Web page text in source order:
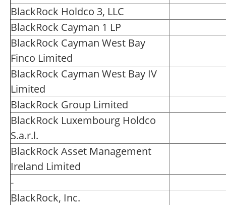
BlackRock Holdco 3, LLC
BlackRock Cayman 1 LP
BlackRock Cayman West Bay
Finco Limited
BlackRock Cayman West Bay IV
Limited
BlackRock Group Limited
BlackRock Luxembourg Holdco
S.a.r.l.
BlackRock Asset Management
Ireland Limited
-
BlackRock, Inc.